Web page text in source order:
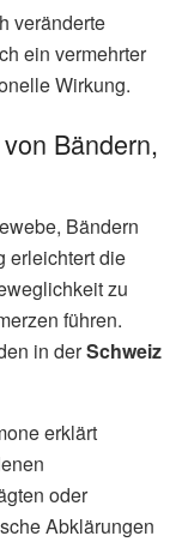
veränderte
ein vermehrter
Wirkung.
Bändern,
Bändern
erleichtert die
zu
führen.
in derSchweiz
erklärt
oder
Abklärungen